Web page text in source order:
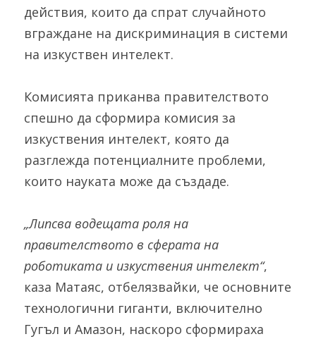
действия, които да спрат случайното
вграждане на дискриминация в системи
на изкуствен интелект.
Комисията приканва правителството
спешно да сформира комисия за
изкуствения интелект, която да
разглежда потенциалните проблеми,
които науката може да създаде.
„Липсва водещата роля на
правителството в сферата на
роботиката и изкуствения интелект“,
каза Матаяс, отбелязвайки, че основните
технологични гиганти, включително